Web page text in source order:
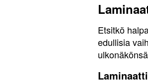
Etsitkö
edullisia